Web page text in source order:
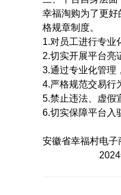
幸福淘购为了更
格规章制度。
1.对员工进行专业
2.切实开展平台亮
3.通过专业化管理
4.严格规范交易行
5.禁止违法、虚假
6.切实保障平台入
安徽省幸福村电子
2024年3